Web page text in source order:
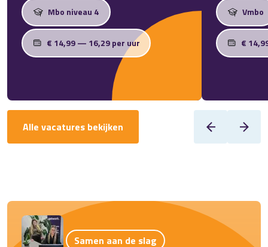
Mbo niveau 4
€ 14,99 — 16,29 per uur
Vmbo
€
Alle vacatures bekijken
Samen aan de slag